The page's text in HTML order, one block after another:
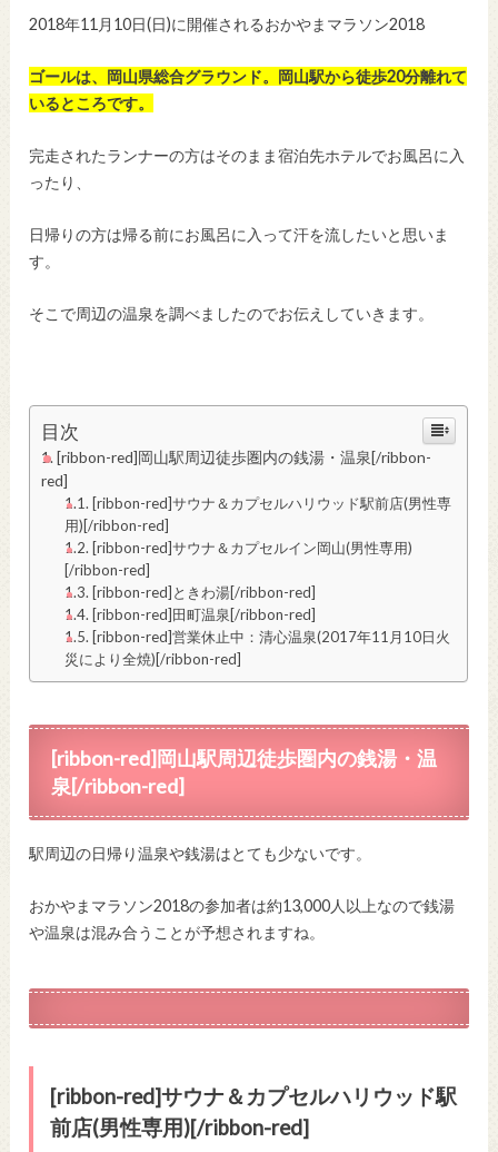
2018年11月10日(日)に開催されるおかやまマラソン2018
ゴールは、岡山県総合グラウンド。岡山駅から徒歩20分離れて
いるところです。
完走されたランナーの方はそのまま宿泊先ホテルでお風呂に入
ったり、
日帰りの方は帰る前にお風呂に入って汗を流したいと思いま
す。
そこで周辺の温泉を調べましたのでお伝えしていきます。
目次
[ribbon-red]岡山駅周辺徒歩圏内の銭湯・温泉[/ribbon-
red]
[ribbon-red]サウナ＆カプセルハリウッド駅前店(男性専
用)[/ribbon-red]
[ribbon-red]サウナ＆カプセルイン岡山(男性専用)
[/ribbon-red]
[ribbon-red]ときわ湯[/ribbon-red]
[ribbon-red]田町温泉[/ribbon-red]
[ribbon-red]営業休止中：清心温泉(2017年11月10日火
災により全焼)[/ribbon-red]
[ribbon-red]岡山駅周辺徒歩圏内の銭湯・温
泉[/ribbon-red]
駅周辺の日帰り温泉や銭湯はとても少ないです。
おかやまマラソン2018の参加者は約13,000人以上なので銭湯
や温泉は混み合うことが予想されますね。
[ribbon-red]サウナ＆カプセルハリウッド駅
前店(男性専用)[/ribbon-red]